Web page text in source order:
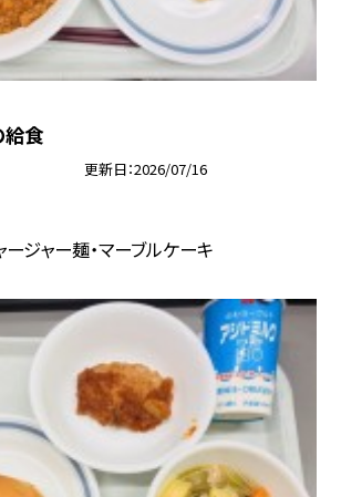
給食
更新日 2026/07/16
ージャー麺・マーブルケーキ